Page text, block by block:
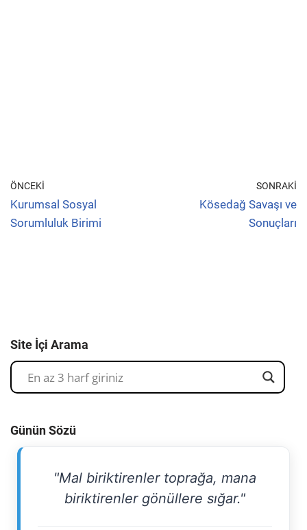
ÖNCEKI
Kurumsal Sosyal
Sorumluluk Birimi
SONRAKI
Kösedağ Savaşı ve
Sonuçları
Site İçi Arama
Günün Sözü
"Mal biriktirenler toprağa, mana
biriktirenler gönüllere sığar."